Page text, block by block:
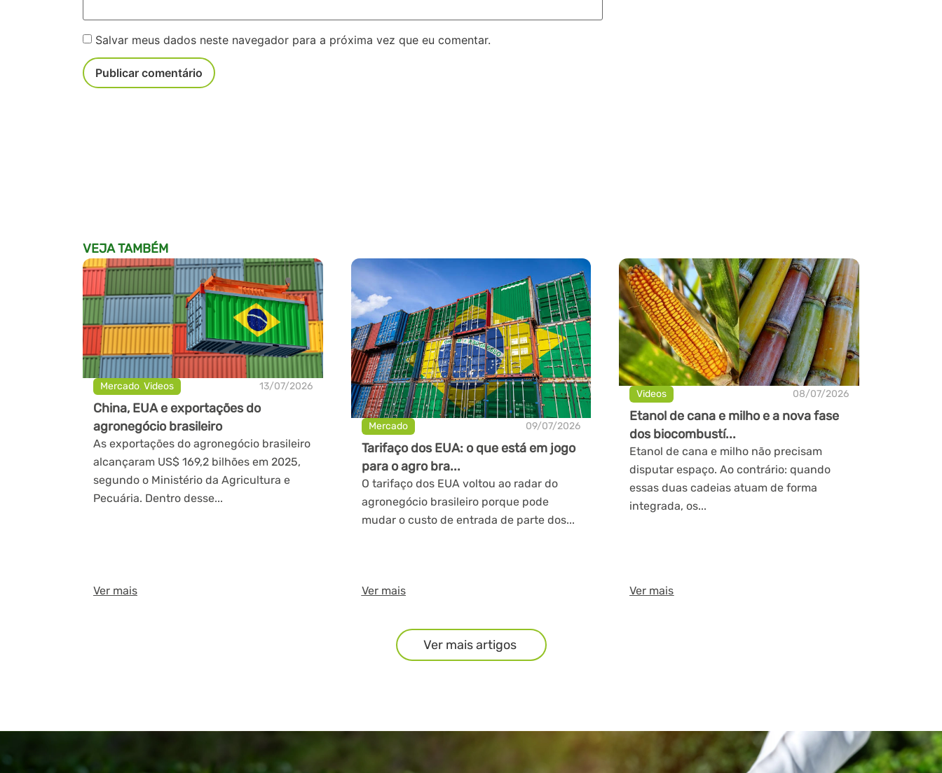
Salvar meus dados neste navegador para a próxima vez que eu comentar.
VEJA TAMBÉM
Mercado,Videos 13/07/2026
China, EUA e exportações do
agronegócio brasileiro
As exportações do agronegócio brasileiro
alcançaram US$ 169,2 bilhões em 2025,
segundo o Ministério da Agricultura e
Pecuária. Dentro desse...
Ver mais
Mercado 09/07/2026
Tarifaço dos EUA: o que está em jogo
para o agro bra...
O tarifaço dos EUA voltou ao radar do
agronegócio brasileiro porque pode
mudar o custo de entrada de parte dos...
Ver mais
Videos 08/07/2026
Etanol de cana e milho e a nova fase
dos biocombustí...
Etanol de cana e milho não precisam
disputar espaço. Ao contrário: quando
essas duas cadeias atuam de forma
integrada, os...
Ver mais
Ver mais artigos